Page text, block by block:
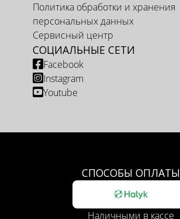
Политика обработки и хранения
персональных данных
Сервисный центр
СОЦИАЛЬНЫЕ СЕТИ
Facebook
Instagram
Youtube
СПОСОБЫ ОПЛАТЫ
Наличными в кассе